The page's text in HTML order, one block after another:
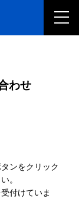
わせ
ンをクリック
。
付けていま